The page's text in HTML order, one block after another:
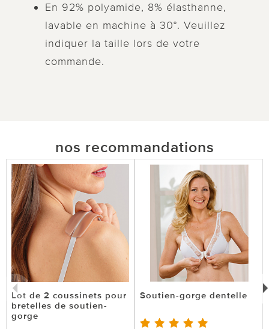
En 92% polyamide, 8% élasthanne,
lavable en machine à 30°. Veuillez
indiquer la taille lors de votre
commande.
nos recommandations
Lot de 2 coussinets pour
bretelles de soutien-
gorge
Soutien-gorge dentelle